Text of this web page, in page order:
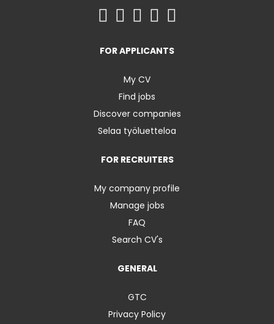
FOR APPLICANTS
My CV
Find jobs
Discover companies
Selaa työluetteloa
FOR RECRUITERS
My company profile
Manage jobs
FAQ
Search CV's
GENERAL
GTC
Privacy Policy